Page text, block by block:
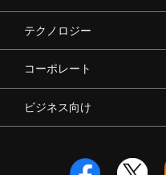
テクノロジー
コーポレート
ビジネス向け